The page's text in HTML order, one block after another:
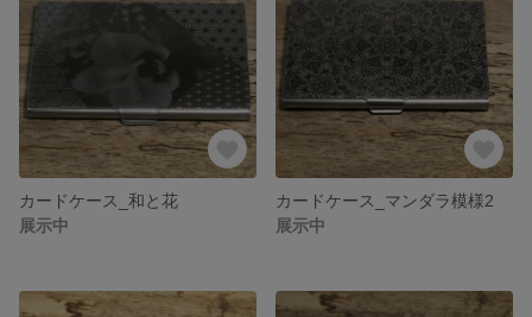
カードケース_和と花
展示中
カードケース_マンダラ模様2
展示中